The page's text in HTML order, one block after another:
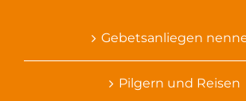
Gebetsanliegen
Pilgern und Reisen